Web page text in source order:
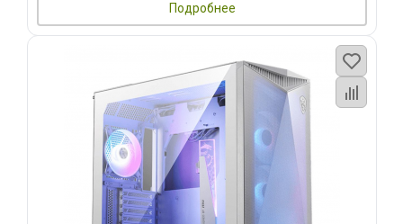
Подробнее